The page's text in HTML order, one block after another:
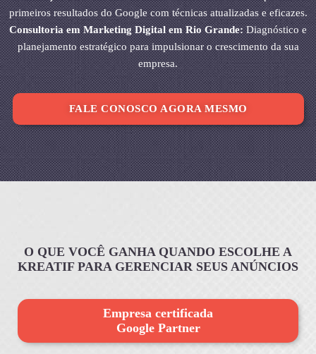
primeiros resultados do Google com técnicas atualizadas e eficazes.
Consultoria em Marketing Digital em Rio Grande:Diagnóstico e
planejamento estratégico para impulsionar o crescimento da sua
empresa.
FALE CONOSCO AGORA MESMO
O QUE VOCÊ GANHA QUANDO ESCOLHE A
KREATIF PARA GERENCIAR SEUS ANÚNCIOS
Empresa certificada
Google Partner